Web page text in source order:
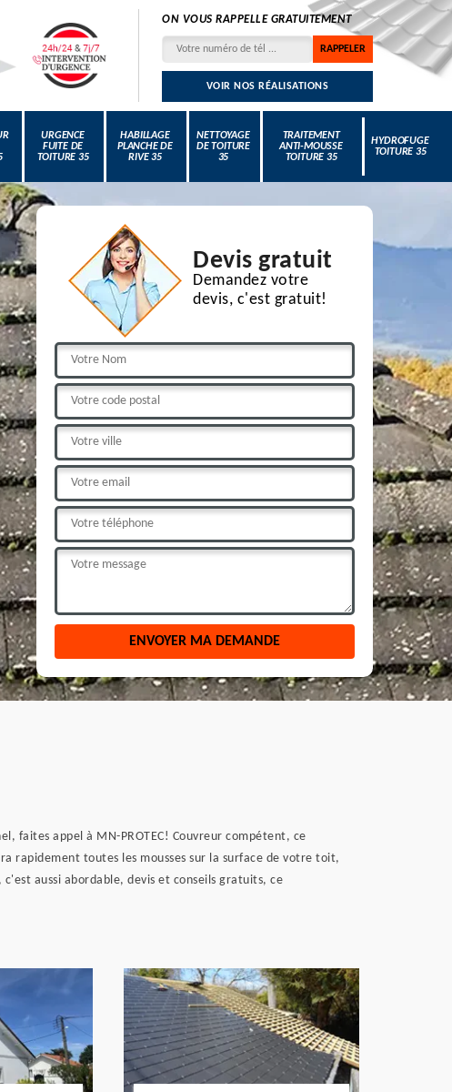
ON VOUS RAPPELLE GRATUITEMENT
VOIR NOS RÉALISATIONS
URGENCE
FUITE DE
TOITURE 35
HABILLAGE
PLANCHE DE
RIVE 35
NETTOYAGE
DE TOITURE
35
TRAITEMENT
ANTI-MOUSSE
TOITURE 35
HYDROFUGE
TOITURE 35
Devis gratuit
Demandez votre
devis, c'est gratuit!
faites appel à MN-PROTEC! Couvreur compétent, ce
rapidement toutes les mousses sur la surface de votre toit,
aussi abordable, devis et conseils gratuits, ce